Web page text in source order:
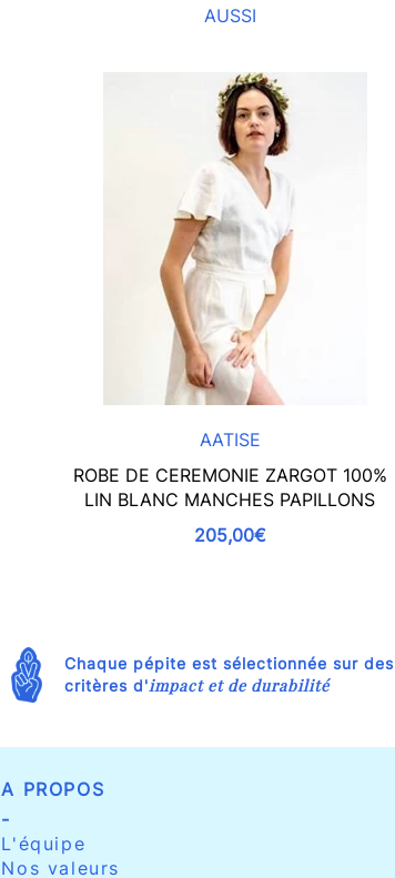
AUSSI
AATISE
ROBE DE CEREMONIE ZARGOT 100%
LIN BLANC MANCHES PAPILLONS
205,00€
Chaque pépite est sélectionnée sur des
critères d'impact et de durabilité
A PROPOS
-
L'équipe
Nos valeurs